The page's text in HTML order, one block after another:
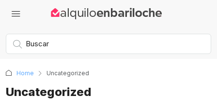
Home Uncategorized
Uncategorized